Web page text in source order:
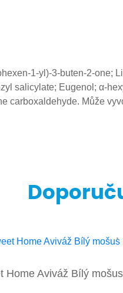
1-yl)-3-buten-2-one;
salicylate; Eugenol; α-
carboxaldehyde. Může
Home Aviváž Bílý mošus